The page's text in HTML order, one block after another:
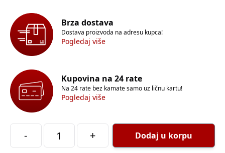
Brza dostava
Dostava proizvoda na adresu kupca!
Pogledaj više
Kupovina na 24 rate
Na 24 rate bez kamate samo uz ličnu kartu!
Pogledaj više
- + Dodaj u korpu